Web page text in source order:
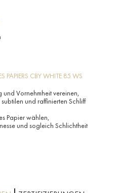
PAPIERS CBY WHITE 85 WS
und Vornehmheit vereinen,
subtilen und raffinierten Schliff
Papier wählen,
und sogleich Schlichtheit